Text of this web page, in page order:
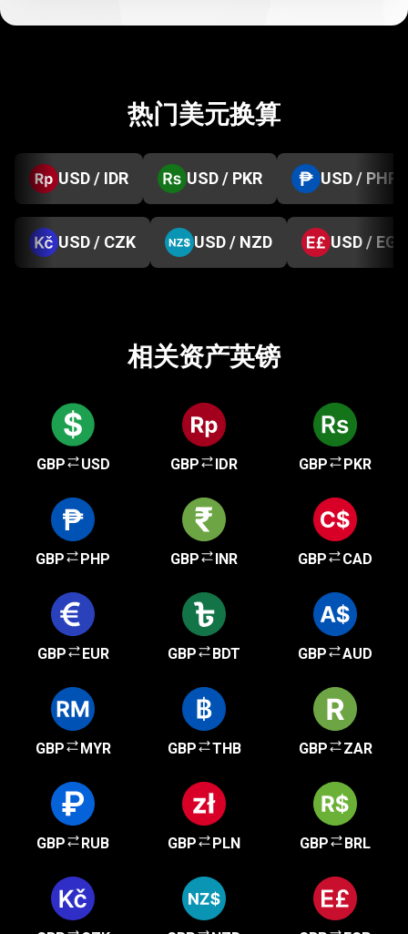
热门美元换算
USD / IDR USD / PKR USD / PHP
USD / CZK USD / NZD USD / EGP
相关资产英镑
GBP USD GBP IDR GBP PKR
GBP PHP GBP INR GBP CAD
GBP EUR GBP BDT GBP AUD
GBP MYR GBP THB GBP ZAR
GBP RUB GBP PLN GBP BRL